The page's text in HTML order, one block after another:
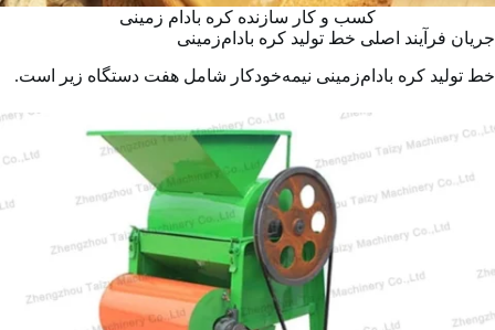
کسب و کار سازنده کره بادام زمینی
جریان فرآیند اصلی خط تولید کره بادام‌زمینی
خط تولید کره بادام‌زمینی نیمه‌خودکار شامل هفت دستگاه زیر است.